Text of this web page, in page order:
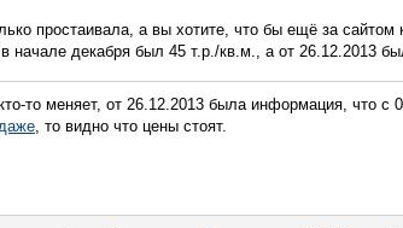
простаивала, а вы хотите, что бы ещё за сайтом
начале декабря был 45 т.р./кв.м., а от 26.12.2013
то меняет, от 26.12.2013 была информация, что
, то видно что цены стоят.